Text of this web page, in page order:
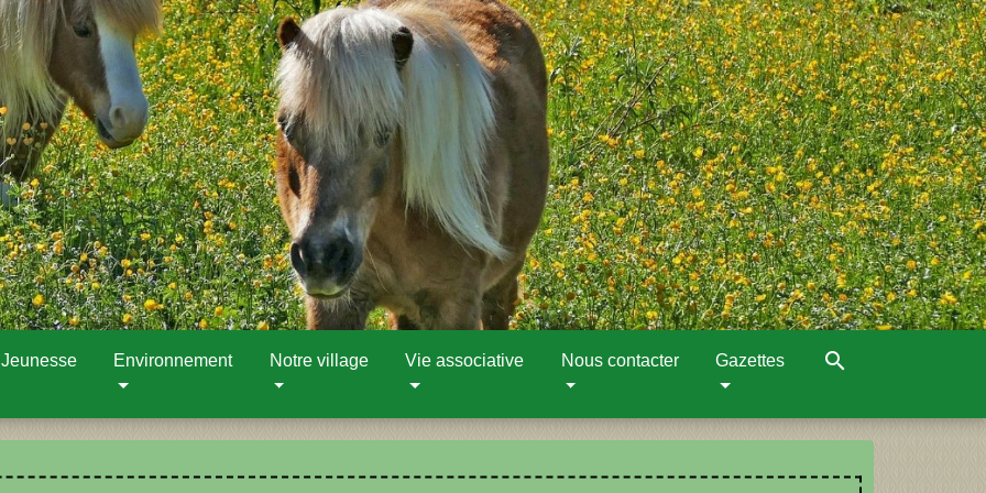
Environnement Notre village Vie associative Nous contacter Gazettes search